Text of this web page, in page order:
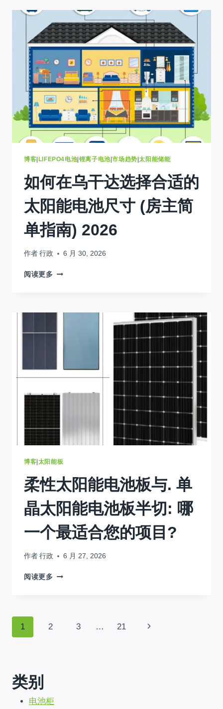
能
系
统
案
研
究:
15
千
瓦
+
120
金
萨
千
瓦
时
系
博客|LIFEPO4电池|锂离子电池|市场趋势|太阳能储能
如何在乌干达选择合适的
太阳能电池尺寸 (房主简
单指南) 2026
作者 行政 6 月 30, 2026
阅读更多 如
干
选
的
阳
能
电
池
尺
(房
简
单
指
南)
2026
博客|太阳能板
柔性太阳能电池板与. 单
晶太阳能电池板半切: 哪
一个最适合您的项目?
作者 行政 6 月 27, 2026
阅读更多 柔
电
阳
页
导
航
1 2 3 … 21
下
类别
电池柜